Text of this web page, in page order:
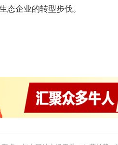
态企业的转型步伐。